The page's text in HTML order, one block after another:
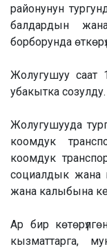
районунун
балдардын жана
борборунда
Жолугушуу саат
убакытка созулду.
Жолугушууда
коомдук
коомдук
социалдык жана
жана калыбына
Ар бир
кызматтарга,